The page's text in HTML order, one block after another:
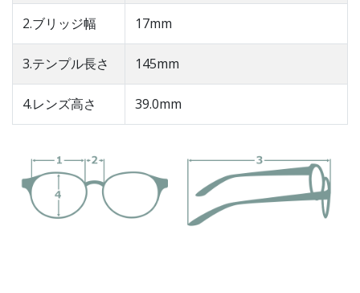
2.ブリッジ幅 17mm
3.テンプル長さ 145mm
4.レンズ高さ 39.0mm